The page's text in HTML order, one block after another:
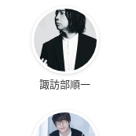
諏訪部順一